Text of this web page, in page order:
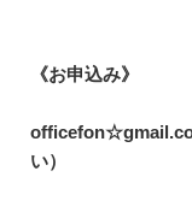
《お申込み》
い）